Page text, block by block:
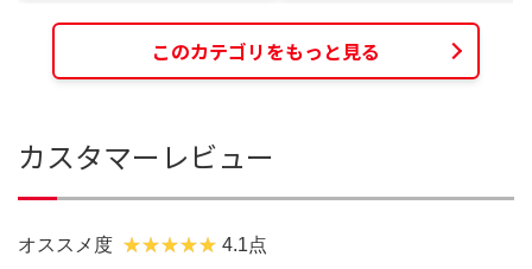
このカテゴリをもっと見る
カスタマーレビュー
オススメ度 4.1点